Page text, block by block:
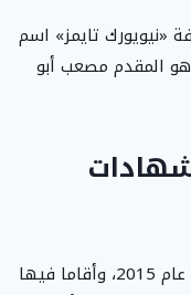
«نيويورك تايمز» اسم
المقدم مصعب أبو
وتقدّم المتهمان بطلب لجوء في النمسا عام 2015، وأقاما فيها